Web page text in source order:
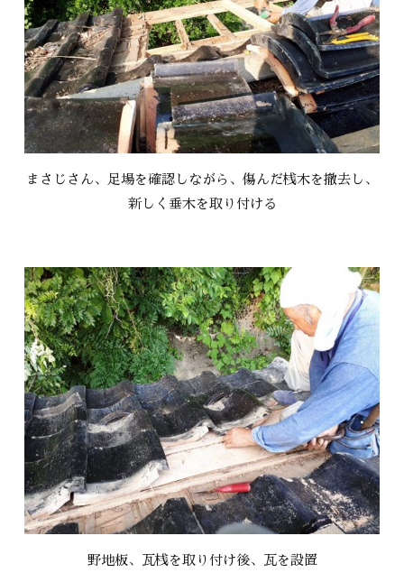
まさじさん、足場を確認しながら、傷んだ桟木を撤去し、
新しく垂木を取り付ける
野地板、瓦桟を取り付け後、瓦を設置